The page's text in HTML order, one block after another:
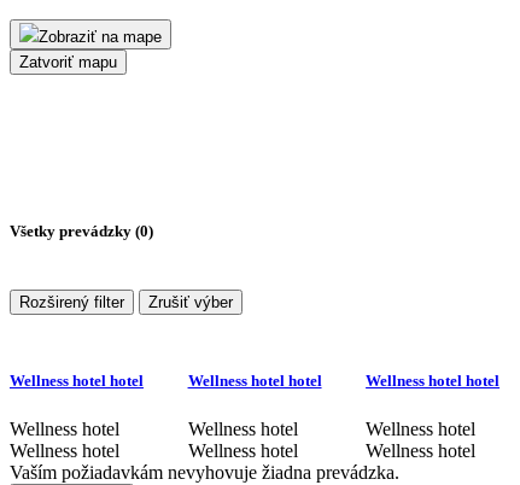
Zobraziť na mape
Zatvoriť mapu
Všetky prevádzky (0)
Rozširený filter Zrušiť výber
Wellness hotel hotel
Wellness hotel
Wellness hotel
Wellness hotel hotel
Wellness hotel
Wellness hotel
Wellness hotel hotel
Wellness hotel
Wellness hotel
Vaším požiadavkám nevyhovuje žiadna prevádzka.